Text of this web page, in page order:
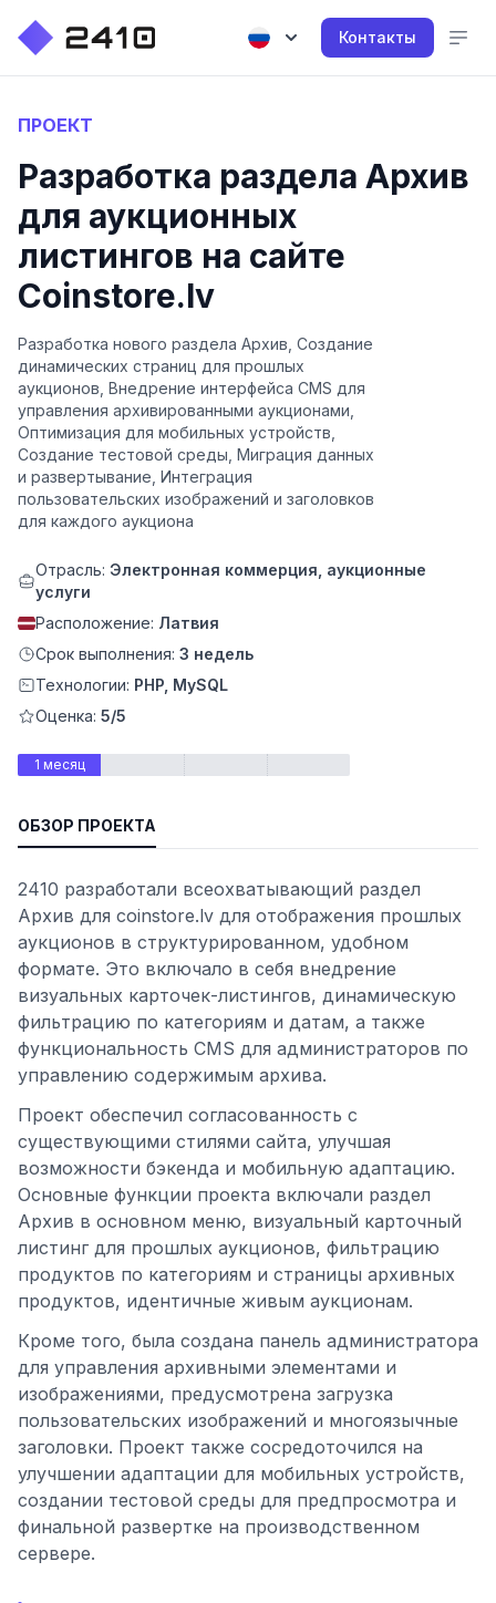
Контакты
ПРОЕКТ
Разработка раздела Архив
для аукционных
листингов на сайте
Coinstore.lv
Разработка нового раздела Архив, Создание
динамических страниц для прошлых
аукционов, Внедрение интерфейса CMS для
управления архивированными аукционами,
Оптимизация для мобильных устройств,
Создание тестовой среды, Миграция данных
и развертывание, Интеграция
пользовательских изображений и заголовков
для каждого аукциона
Отрасль: Электронная коммерция, аукционные
услуги
Расположение: Латвия
Срок выполнения: 3 недель
Технологии: PHP, MySQL
Оценка: 5/5
1 месяц
ОБЗОР ПРОЕКТА
2410 разработали всеохватывающий раздел
Архив для coinstore.lv для отображения прошлых
аукционов в структурированном, удобном
формате. Это включало в себя внедрение
визуальных карточек-листингов, динамическую
фильтрацию по категориям и датам, а также
функциональность CMS для администраторов по
управлению содержимым архива.
Проект обеспечил согласованность с
существующими стилями сайта, улучшая
возможности бэкенда и мобильную адаптацию.
Основные функции проекта включали раздел
Архив в основном меню, визуальный карточный
листинг для прошлых аукционов, фильтрацию
продуктов по категориям и страницы архивных
продуктов, идентичные живым аукционам.
Кроме того, была создана панель администратора
для управления архивными элементами и
изображениями, предусмотрена загрузка
пользовательских изображений и многоязычные
заголовки. Проект также сосредоточился на
улучшении адаптации для мобильных устройств,
создании тестовой среды для предпросмотра и
финальной развертке на производственном
сервере.